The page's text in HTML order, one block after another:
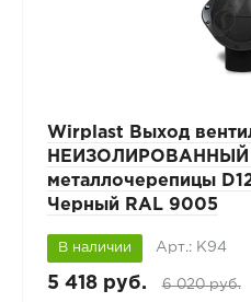
Wirplast Выход
НЕИЗОЛИРОВАННЫЙ
металлочерепицы
Черный RAL 9005
В наличии Арт.: К94
5 418 руб. 6 020 руб.